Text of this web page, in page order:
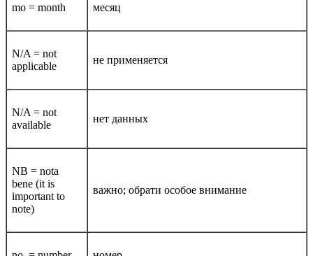
mo = month месяц
N/A = not
applicable
не применяется
Ν/Α = not
available
нет данных
NB = nota
bene (it is
important to
note)
важно; обрати особое внимание